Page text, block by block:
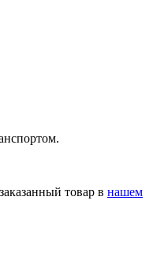
товар в нашем